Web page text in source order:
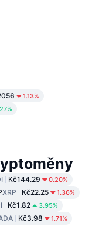
1.13%
Kč144.29 0.20%
XRP Kč22.25 1.36%
Kč1.82 3.95%
Kč3.98 1.71%